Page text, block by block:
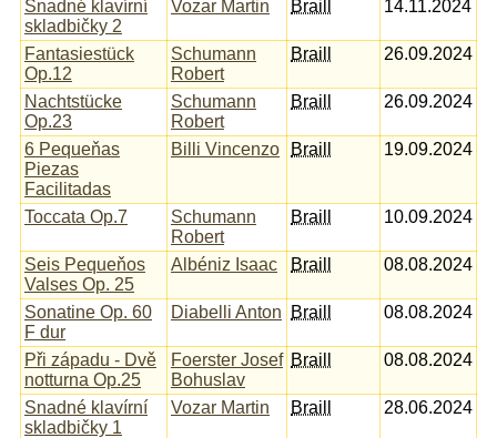
Snadné klavírní
skladbičky 2
Vozar Martin Braill 14.11.2024
Fantasiestück
Op.12
Schumann
Robert
Braill 26.09.2024
Nachtstücke
Op.23
Schumann
Robert
Braill 26.09.2024
6 Pequeňas
Piezas
Facilitadas
Billi Vincenzo Braill 19.09.2024
Toccata Op.7
Schumann
Robert
Braill 10.09.2024
Seis Pequeňos
Valses Op. 25
Albéniz Isaac Braill 08.08.2024
Sonatine Op. 60
F dur
Diabelli Anton Braill 08.08.2024
Při západu - Dvě
notturna Op.25
Foerster Josef
Bohuslav
Braill 08.08.2024
Snadné klavírní
skladbičky 1
Vozar Martin Braill 28.06.2024